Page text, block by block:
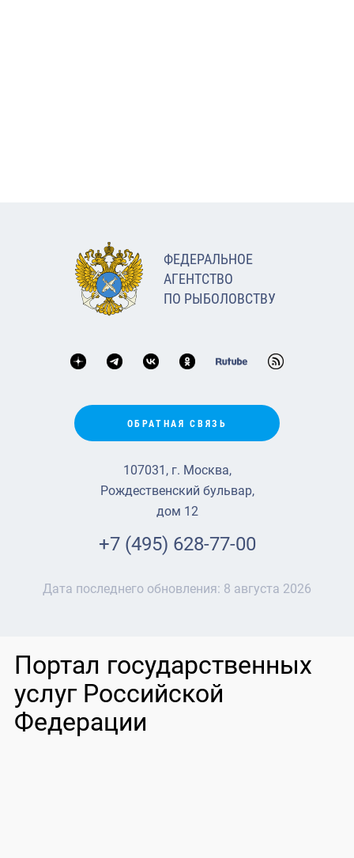
ФЕДЕРАЛЬНОЕ
АГЕНТСТВО
ПО РЫБОЛОВСТВУ
ОБРАТНАЯ СВЯЗЬ
107031, г. Москва,
Рождественский бульвар,
дом 12
+7 (495) 628-77-00
Дата последнего обновления: 8 августа 2026
Портал государственных
услуг Российской
Федерации